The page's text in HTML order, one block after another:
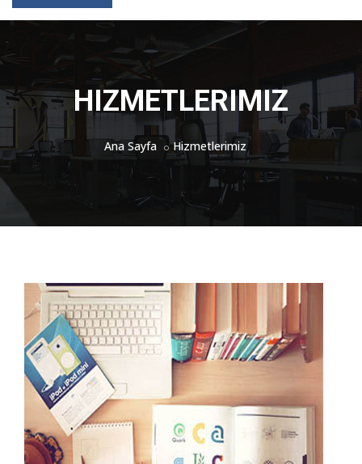
HIZMETLERIMIZ
Ana Sayfa Hizmetlerimiz